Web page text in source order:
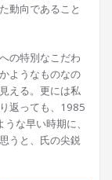
動向であること
の特別なこだわ
ようなものなの
える。更には私
返っても、1985
な早い時期に、
うと、氏の尖鋭